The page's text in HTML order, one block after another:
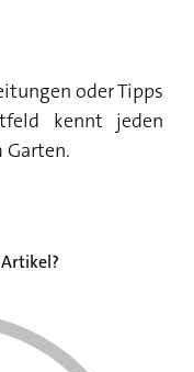
oder Tipps
kennt jeden
Garten.